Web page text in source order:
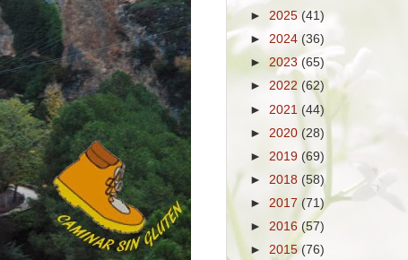
► 2025 (41)
► 2024 (36)
► 2023 (65)
► 2022 (62)
► 2021 (44)
► 2020 (28)
► 2019 (69)
► 2018 (58)
► 2017 (71)
► 2016 (57)
► 2015 (76)